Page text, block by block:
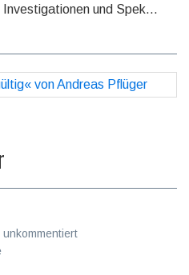
und Spek...
unkommentiert